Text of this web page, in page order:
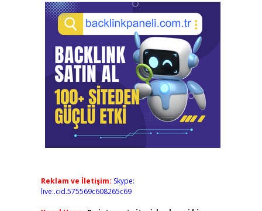
Reklam ve İletişim: Skype:
live:.cid.575569c608265c69